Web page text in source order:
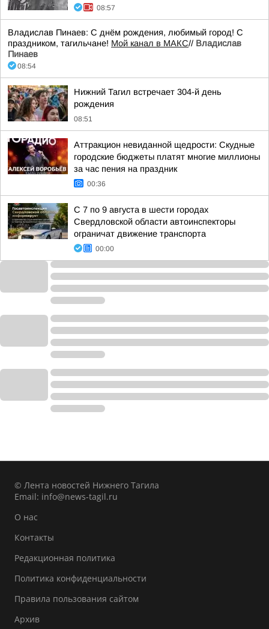
08:57
Владислав Пинаев: С днём рождения, любимый город! С
праздником, тагильчане! Мой канал в МАКС// Владислав
Пинаев
08:54
Нижний Тагил встречает 304-й день
рождения
08:51
Аттракцион невиданной щедрости: Скудные
городские бюджеты платят многие миллионы
за час пения на праздник
00:36
С 7 по 9 августа в шести городах
Свердловской области автоинспекторы
ограничат движение транспорта
00:00
© Лента новостей Нижнего Тагила
Email: info@news-tagil.ru
О нас
Контакты
Редакционная политика
Политика конфиденциальности
Правила пользования сайтом
Архив